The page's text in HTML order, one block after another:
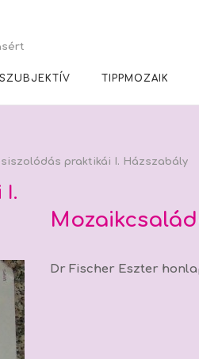
SZUBJEKTÍV TIPPMOZAIK
praktikái I. Házszabály
I.
Dr Fischer Eszter